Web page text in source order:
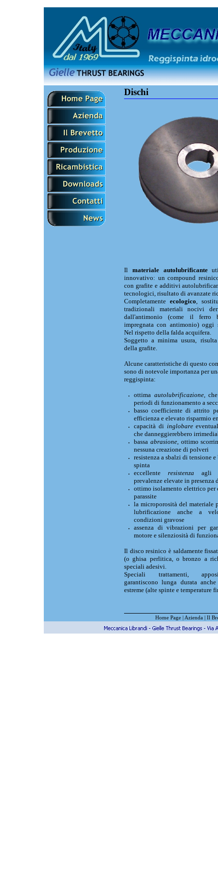
Dischi
Il materiale autolubrificante
innovativo: un compound
con grafite e additivi
tecnologici, risultato di avanzate
Completamente ecologico,
tradizionali materiali nocivi
dall'antimonio (come il ferro
impregnata con antimonio) oggi
Nel rispetto della falda acquifera.
Soggetto a minima usura,
della grafite.
Alcune caratteristiche di questo
sono di notevole importanza per
reggispinta:
ottima autolubrificazione,
periodi di funzionamento a
basso coefficiente di attrito
efficienza e elevato risparmio
capacità di inglobare
che danneggierebbero
bassa abrasione, ottimo
nessuna creazione di polveri
resistenza a sbalzi di tensione
spinta
eccellente resistenza agli
prevalenze elevate in presenza
ottimo isolamento elettrico per
parassite
la microporosità del materiale
lubrificazione anche a
condizioni gravose
assenza di vibrazioni per
motore e silenziosità di
Il disco resinico è saldamente
(o ghisa perlitica, o bronzo a
speciali adesivi.
Speciali trattamenti,
garantiscono lunga durata
estreme (alte spinte e temperature
Home Page| Azienda| Il